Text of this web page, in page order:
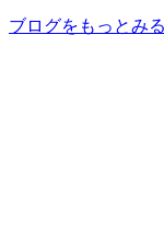
ブログをもっとみる